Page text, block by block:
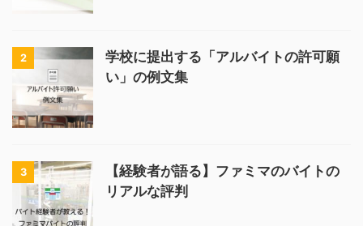
2
学校に提出する「アルバイトの許可願
い」の例文集
3
【経験者が語る】ファミマのバイトの
リアルな評判